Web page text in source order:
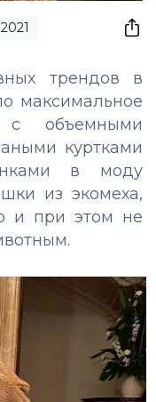
трендов в
максимальное
с объемными
куртками
в моду
из экомеха,
и при этом не